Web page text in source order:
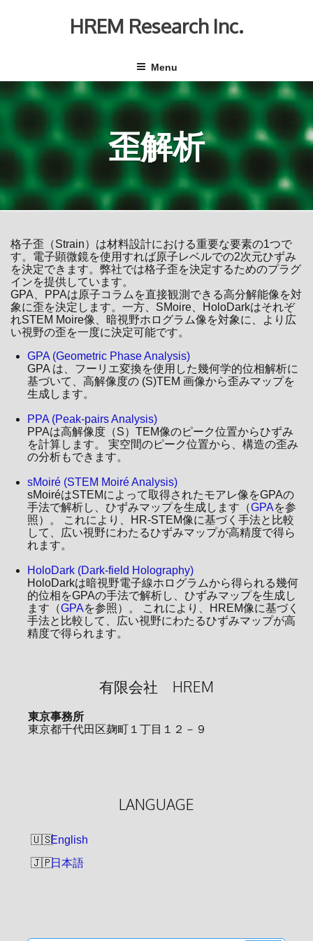
HREM Research Inc.
Menu
歪解析
格子歪（Strain）は材料設計における重要な要素の1つで
す。電子顕微鏡を使用すれば原子レベルでの2次元ひずみ
を決定できます。弊社では格子歪を決定するためのプラグ
インを提供しています。
GPA、PPAは原子コラムを直接観測できる高分解能像を対
象に歪を決定します。一方、SMoire、HoloDarkはそれぞ
れSTEM Moire像、暗視野ホログラム像を対象に、より広
い視野の歪を一度に決定可能です。
GPA (Geometric Phase Analysis)
GPA は、フーリエ変換を使用した幾何学的位相解析に
基づいて、高解像度の (S)TEM 画像から歪みマップを
生成します。
PPA (Peak-pairs Analysis)
PPAは高解像度（S）TEM像のピーク位置からひずみ
を計算します。 実空間のピーク位置から、構造の歪み
の分析もできます。
sMoiré (STEM Moiré Analysis)
sMoiréはSTEMによって取得されたモアレ像をGPAの
手法で解析し、ひずみマップを生成します（GPAを参
照）。 これにより、HR-STEM像に基づく手法と比較
して、広い視野にわたるひずみマップが高精度で得ら
れます。
HoloDark (Dark-field Holography)
HoloDarkは暗視野電子線ホログラムから得られる幾何
的位相をGPAの手法で解析し、ひずみマップを生成し
ます（GPAを参照）。 これにより、HREM像に基づく
手法と比較して、広い視野にわたるひずみマップが高
精度で得られます。
有限会社 HREM
東京事務所
東京都千代田区麹町１丁目１２－９
LANGUAGE
English
日本語